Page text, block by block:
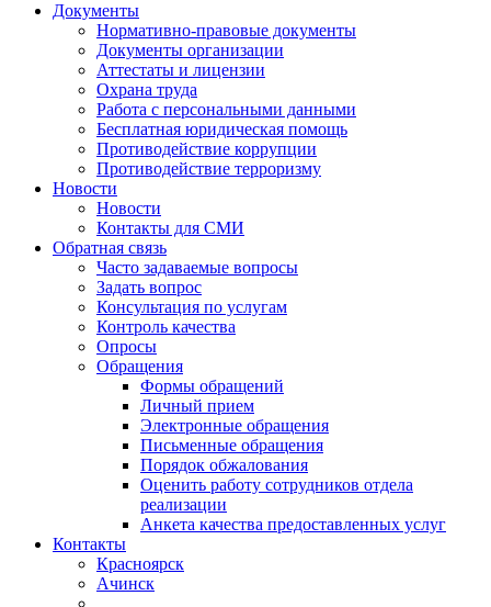
Документы
Нормативно-правовые документы
Документы организации
Аттестаты и лицензии
Охрана труда
Работа с персональными данными
Бесплатная юридическая помощь
Противодействие коррупции
Противодействие терроризму
Новости
Новости
Контакты для СМИ
Обратная связь
Часто задаваемые вопросы
Задать вопрос
Консультация по услугам
Контроль качества
Опросы
Обращения
Формы обращений
Личный прием
Электронные обращения
Письменные обращения
Порядок обжалования
Оценить работу сотрудников отдела
реализации
Анкета качества предоставленных услуг
Контакты
Красноярск
Ачинск